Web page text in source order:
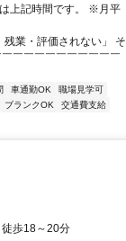
上記時間です。 ※月平
業・評価されない」 そ
￣￣￣￣￣￣￣￣￣￣
車通勤OK
職場見学可
ブランクOK
交通費支給
歩18～20分